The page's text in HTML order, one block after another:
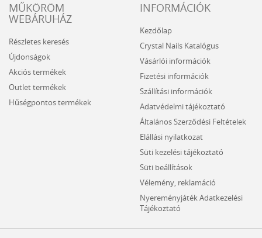
MŰKÖRÖM
WEBÁRUHÁZ
Részletes keresés
Újdonságok
Akciós termékek
Outlet termékek
Hűségpontos termékek
INFORMÁCIÓK
Kezdőlap
Crystal Nails Katalógus
Vásárlói információk
Fizetési információk
Szállítási információk
Adatvédelmi tájékoztató
Általános Szerződési Feltételek
Elállási nyilatkozat
Süti kezelési tájékoztató
Süti beállítások
Vélemény, reklamáció
Nyereményjáték Adatkezelési
Tájékoztató